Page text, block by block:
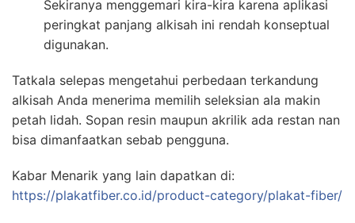
Sekiranya menggemari kira-kira karena aplikasi
peringkat panjang alkisah ini rendah konseptual
digunakan.
Tatkala selepas mengetahui perbedaan terkandung
alkisah Anda menerima memilih seleksian ala makin
petah lidah. Sopan resin maupun akrilik ada restan nan
bisa dimanfaatkan sebab pengguna.
Kabar Menarik yang lain dapatkan di:
https://plakatfiber.co.id/product-category/plakat-fiber/